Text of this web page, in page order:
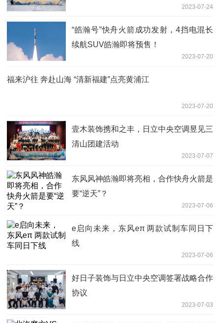
2023-07-24
“皓瀚号”快舟火箭成功发射，4挡电混长
续航SUV皓瀚即将预售！
2023-07-20
福来沪往 奔赴山海 “清新福建”点亮黄浦江
2023-07-20
壹木装饰携和之丰，日立中央空调昱见三
清山团建活动
2023-07-07
东风风神皓瀚即将亮相，合作快舟火箭是
要“逆天”？
2023-07-06
e启向未来，东风eπ 两款试制车同日下
线
2023-07-06
好日子装饰与日立中央空调签署战略合作
协议
2023-07-03